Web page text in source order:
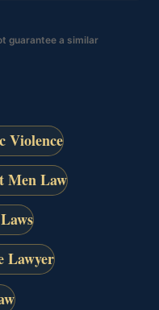
guarantee a similar
Violence
Men Law
Lawyer